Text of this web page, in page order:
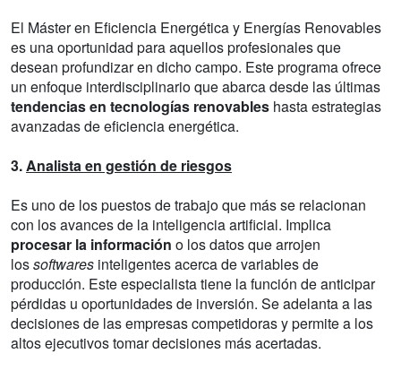
El Máster en Eficiencia Energética y Energías Renovables
es una oportunidad para aquellos profesionales que
desean profundizar en dicho campo. Este programa ofrece
un enfoque interdisciplinario que abarca desde las últimas
tendencias en tecnologías renovables hasta estrategias
avanzadas de eficiencia energética.
3.Analista en gestión de riesgos
Es uno de los puestos de trabajo que más se relacionan
con los avances de la inteligencia artificial. Implica
procesar la información o los datos que arrojen
lossoftwares inteligentes acerca de variables de
producción. Este especialista tiene la función de anticipar
pérdidas u oportunidades de inversión. Se adelanta a las
decisiones de las empresas competidoras y permite a los
altos ejecutivos tomar decisiones más acertadas.